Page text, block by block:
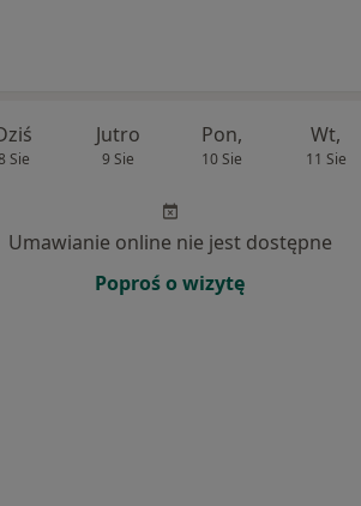
Sie
Jutro
9 Sie
Pon,
10 Sie
Wt,
11 Sie
Umawianie online nie jest dostępne
Poproś o wizytę